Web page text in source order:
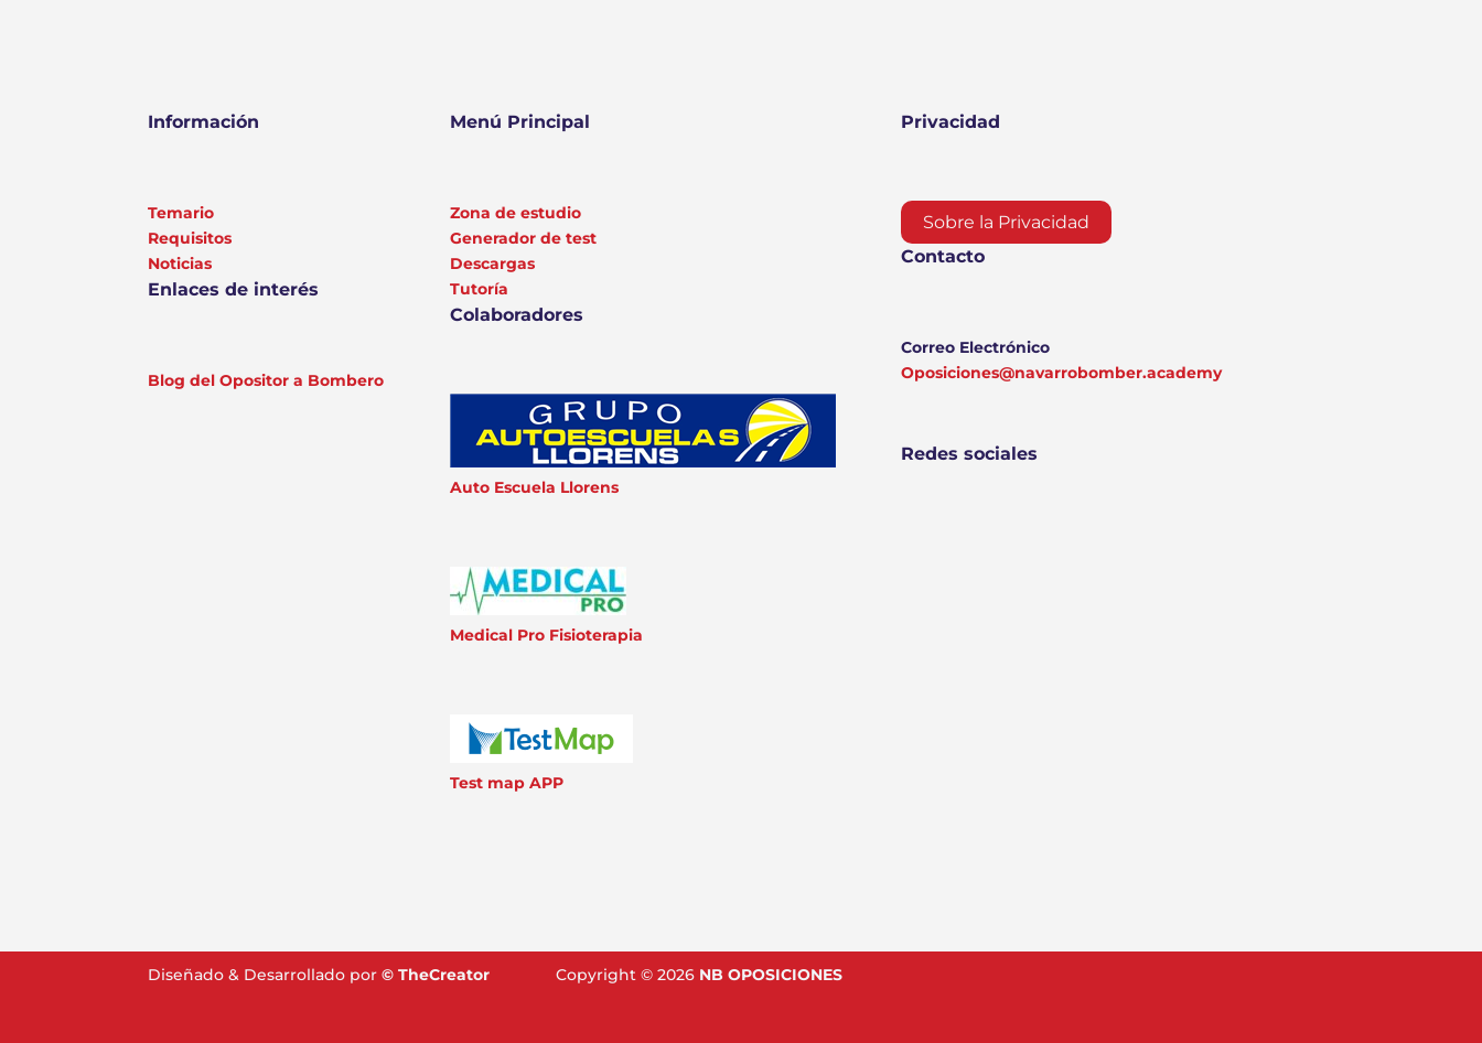
Información
Temario
Requisitos
Noticias
Enlaces de interés
Blog del Opositor a Bombero
Menú Principal
Zona de estudio
Generador de test
Descargas
Tutoría
Colaboradores
Auto Escuela Llorens
Medical Pro Fisioterapia
Test map APP
Privacidad
Sobre la Privacidad
Contacto
Correo Electrónico
Oposiciones@navarrobomber.academy
Redes sociales
Diseñado & Desarrollado por©TheCreator Copyright © 2026 NB OPOSICIONES